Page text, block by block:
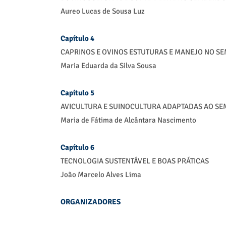
Aureo Lucas de Sousa Luz
Capítulo 4
CAPRINOS E OVINOS ESTUTURAS E MANEJO NO
Maria Eduarda da Silva Sousa
Capítulo 5
AVICULTURA E SUINOCULTURA ADAPTADAS AO
Maria de Fátima de Alcântara Nascimento
Capítulo 6
TECNOLOGIA SUSTENTÁVEL E BOAS PRÁTICAS
João Marcelo Alves Lima
ORGANIZADORES